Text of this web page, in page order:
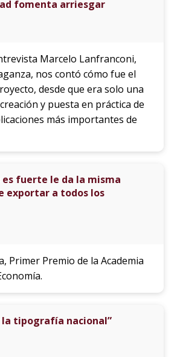
fomenta arriesgar
Marcelo Lanfranconi,
nos contó cómo fue el
desde que era solo una
y puesta en práctica de
más importantes de
es fuerte le da la misma
exportar a todos los
Primer Premio de la Academia
la tipografía nacional”